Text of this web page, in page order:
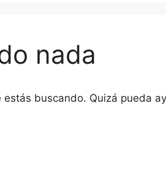
nada
buscando. Quizá pueda